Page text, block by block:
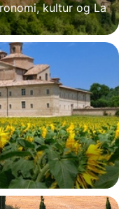
kultur og La